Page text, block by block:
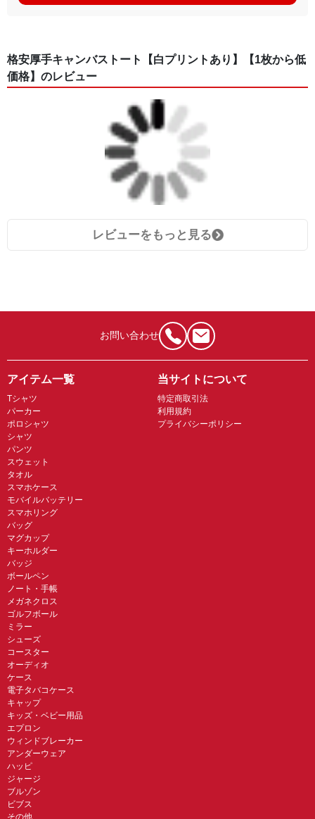
格安厚手キャンバストート【白プリントあり】【1枚から低
価格】のレビュー
レビューをもっと見る
お問い合わせ
アイテム一覧
Tシャツ
パーカー
ポロシャツ
シャツ
パンツ
スウェット
タオル
スマホケース
モバイルバッテリー
スマホリング
バッグ
マグカップ
キーホルダー
バッジ
ボールペン
ノート・手帳
メガネクロス
ゴルフボール
ミラー
シューズ
コースター
オーディオ
ケース
電子タバコケース
キャップ
キッズ・ベビー用品
エプロン
ウィンドブレーカー
アンダーウェア
ハッピ
ジャージ
ブルゾン
ビブス
その他
当サイトについて
特定商取引法
利用規約
プライバシーポリシー